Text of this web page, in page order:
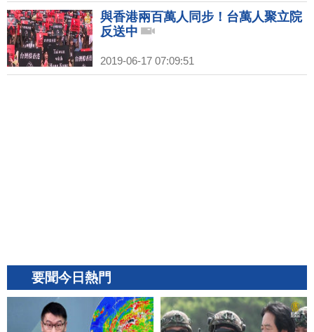
與香港兩百萬人同步！台萬人聚立院
反送中
2019-06-17 07:09:51
要聞今日熱門